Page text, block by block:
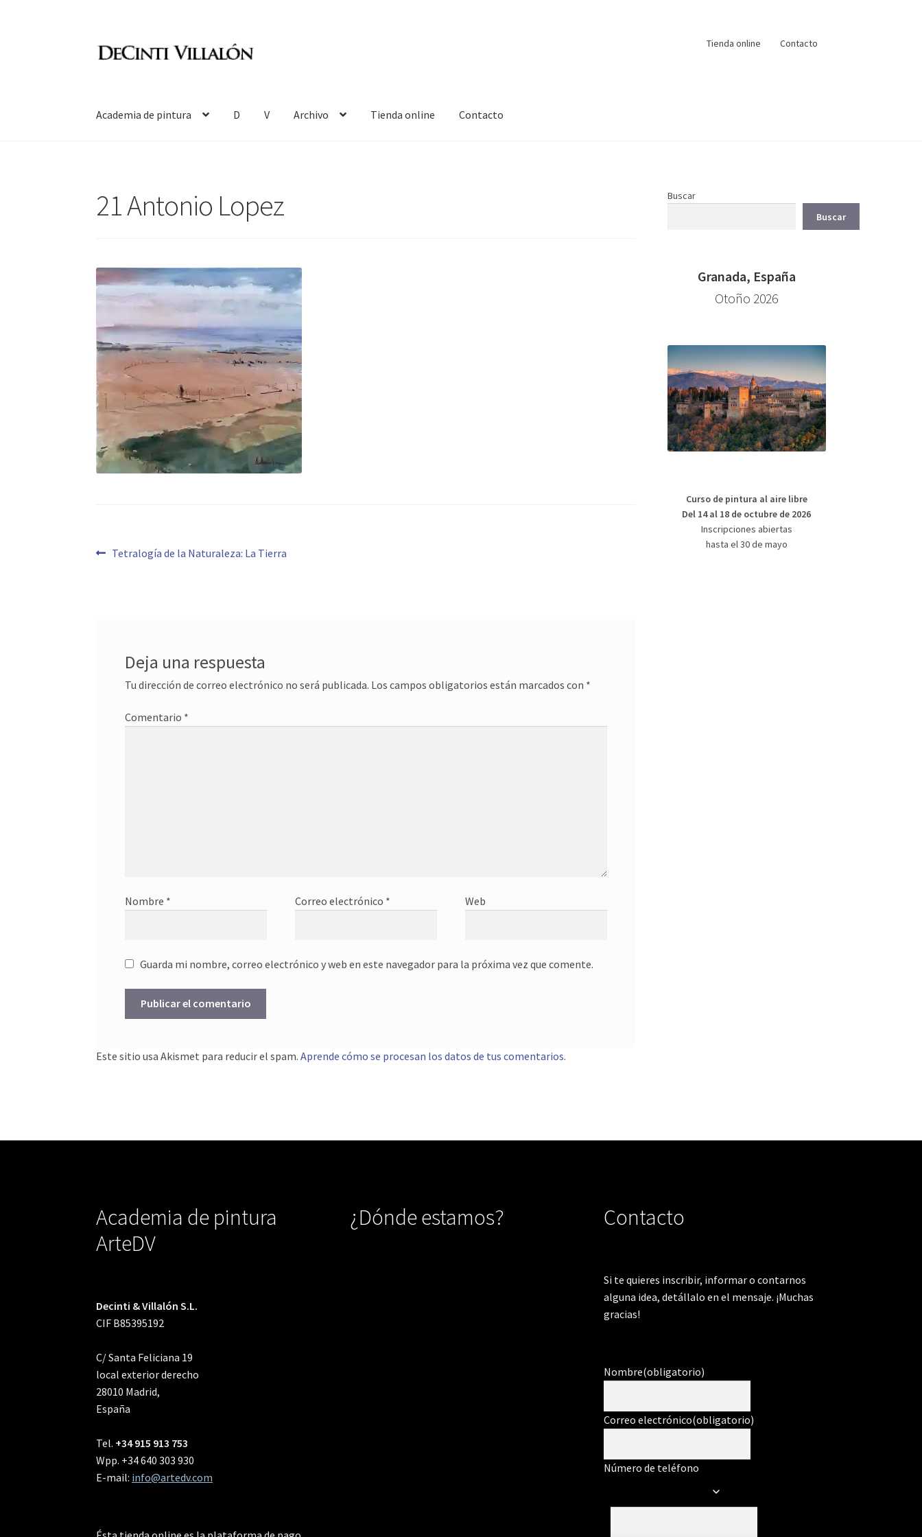
Tienda online Contacto
Academia de pintura D V Archivo Tienda online Contacto
21 Antonio Lopez
Navegación
Anterior:
Tetralogía de la Naturaleza: La Tierra
Deja una respuesta
Tu dirección de correo electrónico no será publicada. Los campos obligatorios están marcados con *
Comentario *
Nombre * Correo electrónico * Web
Guarda mi nombre, correo electrónico y web en este navegador para la próxima vez que comente.
Este sitio usa Akismet para reducir el spam.Aprende cómo se procesan los datos de tus comentarios.
Buscar
Buscar
Granada, España
Otoño 2026
Curso de pintura al aire libre
Del 14 al 18 de octubre de 2026
Inscripciones abiertas
hasta el 30 de mayo
Academia de pintura
ArteDV
Decinti & Villalón S.L.
CIF B85395192
C/ Santa Feliciana 19
local exterior derecho
28010 Madrid,
España
Tel. +34 915 913 753
Wpp. +34 640 303 930
E-mail: info@artedv.com
¿Dónde estamos? Contacto
Si te quieres inscribir, informar o contarnos
alguna idea, detállalo en el mensaje. ¡Muchas
gracias!
Nombre(obligatorio)
Correo electrónico(obligatorio)
Número de teléfono